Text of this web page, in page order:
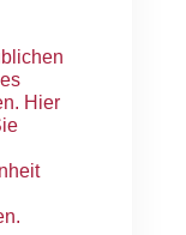
Hier